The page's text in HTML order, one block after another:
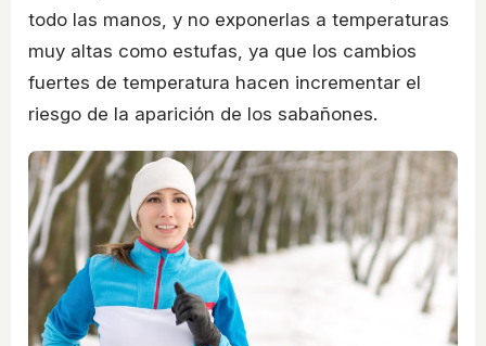
todo las manos, y no exponerlas a temperaturas
muy altas como estufas, ya que los cambios
fuertes de temperatura hacen incrementar el
riesgo de la aparición de los sabañones.